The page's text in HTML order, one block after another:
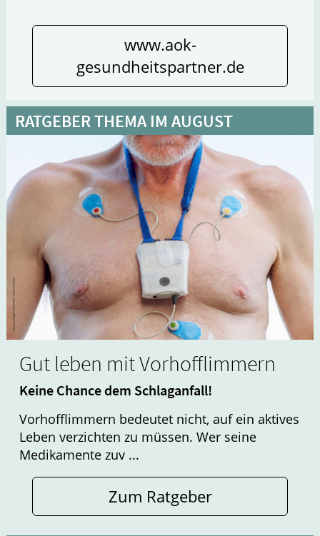
www.aok-
gesundheitspartner.de
RATGEBER THEMA IM AUGUST
Gut leben mit Vorhofflimmern
Keine Chance dem Schlaganfall!
Vorhofflimmern bedeutet nicht, auf ein aktives
Leben verzichten zu müssen. Wer seine
Medikamente zuv ...
Zum Ratgeber